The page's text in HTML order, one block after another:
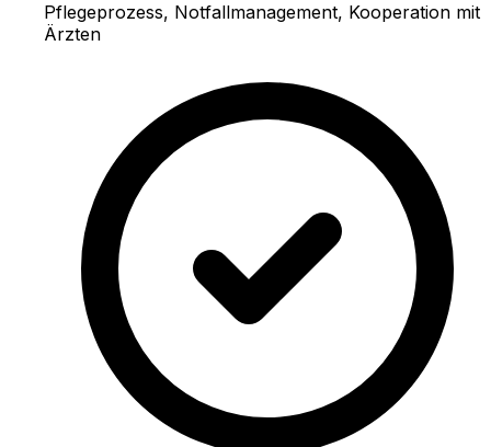
Pflegeprozess, Notfallmanagement, Kooperation mit
Ärzten